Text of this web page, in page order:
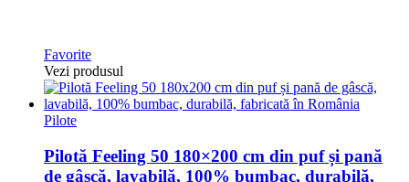
Favorite
Vezi produsul
Pilote
Pilotă Feeling 50 180×200 cm din puf și pană
de gâscă, lavabilă, 100% bumbac, durabilă,